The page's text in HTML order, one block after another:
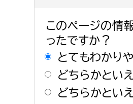
このページの情
ったですか？
とてもわかり
どちらかとい
どちらかとい